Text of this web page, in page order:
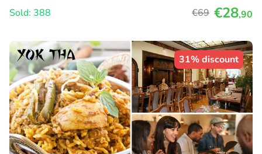
Sold: 388 €69 €28,90
31% discount